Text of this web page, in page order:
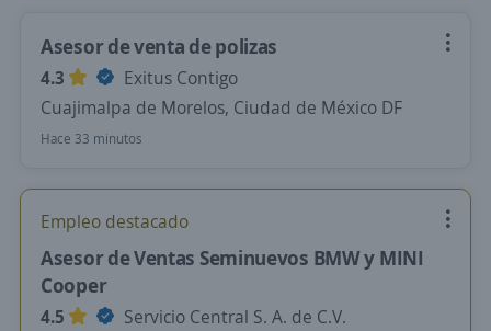
Asesor de venta de polizas
4.3
Exitus Contigo
Cuajimalpa de Morelos, Ciudad de México DF
Hace 33 minutos
Empleo destacado
Asesor de Ventas Seminuevos BMW y MINI
Cooper
4.5
Servicio Central S. A. de C.V.